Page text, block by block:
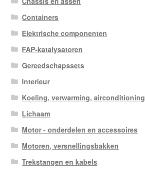
Containers
Elektrische componenten
FAP-katalysatoren
Gereedschapssets
Interieur
Koeling, verwarming, airconditioning
Lichaam
Motor - onderdelen en accessoires
Motoren, versnellingsbakken
Trekstangen en kabels